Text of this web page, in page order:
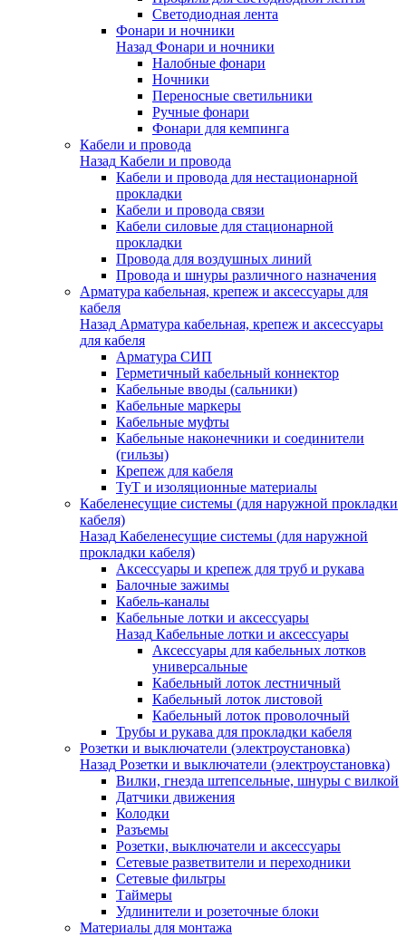
Светодиодная лента
Фонари и ночники
Назад Фонари и ночники
Налобные фонари
Ночники
Переносные светильники
Ручные фонари
Фонари для кемпинга
Кабели и провода
Назад Кабели и провода
Кабели и провода для нестационарной
прокладки
Кабели и провода связи
Кабели силовые для стационарной
прокладки
Провода для воздушных линий
Провода и шнуры различного назначения
Арматура кабельная, крепеж и аксессуары для
кабеля
Назад Арматура кабельная, крепеж и аксессуары
для кабеля
Арматура СИП
Герметичный кабельный коннектор
Кабельные вводы (сальники)
Кабельные маркеры
Кабельные муфты
Кабельные наконечники и соединители
(гильзы)
Крепеж для кабеля
ТуТ и изоляционные материалы
Кабеленесущие системы (для наружной прокладки
кабеля)
Назад Кабеленесущие системы (для наружной
прокладки кабеля)
Аксессуары и крепеж для труб и рукава
Балочные зажимы
Кабель-каналы
Кабельные лотки и аксессуары
Назад Кабельные лотки и аксессуары
Аксессуары для кабельных лотков
универсальные
Кабельный лоток лестничный
Кабельный лоток листовой
Кабельный лоток проволочный
Трубы и рукава для прокладки кабеля
Розетки и выключатели (электроустановка)
Назад Розетки и выключатели (электроустановка)
Вилки, гнезда штепсельные, шнуры с вилкой
Датчики движения
Колодки
Разъемы
Розетки, выключатели и аксессуары
Сетевые разветвители и переходники
Сетевые фильтры
Таймеры
Удлинители и розеточные блоки
Материалы для монтажа